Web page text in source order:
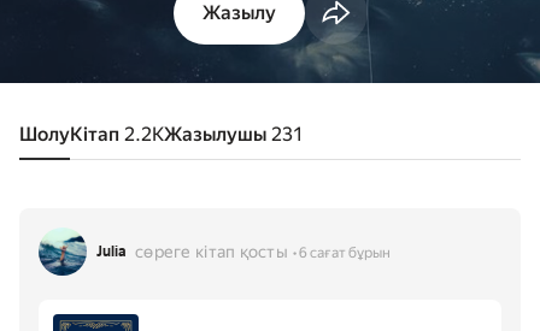
Жазылу
ШолуКітап 2.2KЖазылушы 231
Julia сөреге кітап қосты 6 сағат бұрын